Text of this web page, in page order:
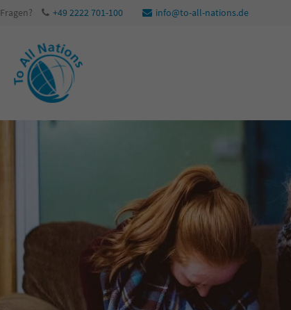
Fragen? +49 2222 701-100 info@to-all-nations.de